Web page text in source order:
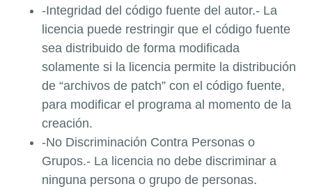
-Integridad del código fuente del autor.- La
licencia puede restringir que el código fuente
sea distribuido de forma modificada
solamente si la licencia permite la distribución
de “archivos de patch” con el código fuente,
para modificar el programa al momento de la
creación.
-No Discriminación Contra Personas o
Grupos.- La licencia no debe discriminar a
ninguna persona o grupo de personas.